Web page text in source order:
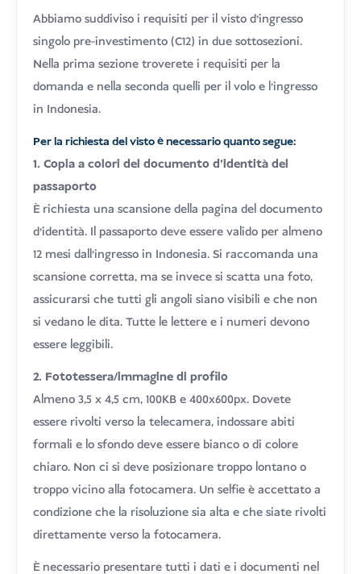
Abbiamo suddiviso i requisiti per il visto d'ingresso
singolo pre-investimento (C12) in due sottosezioni.
Nella prima sezione troverete i requisiti per la
domanda e nella seconda quelli per il volo e l'ingresso
in Indonesia.
Per la richiesta del visto è necessario quanto segue:
1. Copia a colori del documento d'identità del
passaporto
È richiesta una scansione della pagina del documento
d'identità. Il passaporto deve essere valido per almeno
12 mesi dall'ingresso in Indonesia. Si raccomanda una
scansione corretta, ma se invece si scatta una foto,
assicurarsi che tutti gli angoli siano visibili e che non
si vedano le dita. Tutte le lettere e i numeri devono
essere leggibili.
2. Fototessera/immagine di profilo
Almeno 3,5 x 4,5 cm, 100KB e 400x600px. Dovete
essere rivolti verso la telecamera, indossare abiti
formali e lo sfondo deve essere bianco o di colore
chiaro. Non ci si deve posizionare troppo lontano o
troppo vicino alla fotocamera. Un selfie è accettato a
condizione che la risoluzione sia alta e che siate rivolti
direttamente verso la fotocamera.
È necessario presentare tutti i dati e i documenti nel